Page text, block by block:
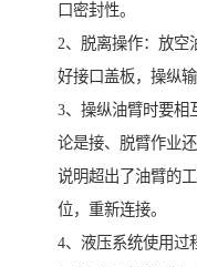
口密封性。
2、脱离操作：放空
好接口盖板，操纵
3、操纵油臂时要相
论是接、脱臂作业
说明超出了油臂的
位，重新连接。
4、液压系统使用过